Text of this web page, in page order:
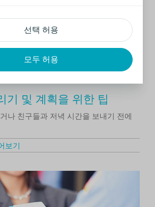
선택 허용
모두 허용
기 및 계획을 위한 팁
나 친구들과 저녁 시간을 보내기 전에
보기